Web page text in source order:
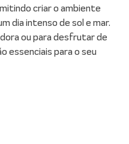
criar o ambiente
dia intenso de sol e mar.
ou para desfrutar de
essenciais para o seu